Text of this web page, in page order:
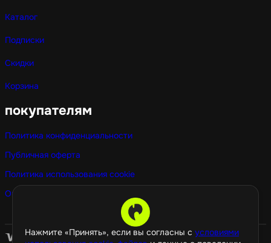
Нажмите «Принять», если вы согласны с условиями
Каталог
Подписки
Скидки
Корзина
покупателям
Политика конфиденциальности
Публичная оферта
Политика использования cookie
Оптовые покупки